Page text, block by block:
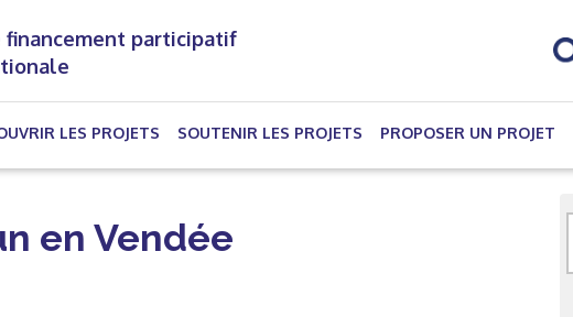
financement participatif
LES PROJETS (CURRENT)
SOUTENIR LES PROJETS PROPOSER UN PROJET
en Vendée